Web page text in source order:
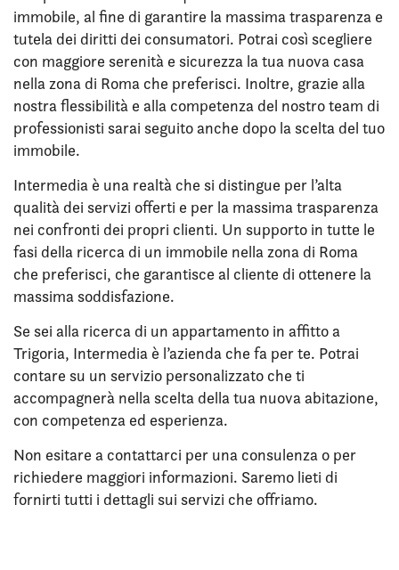
immobile, al fine di garantire la massima trasparenza e
tutela dei diritti dei consumatori. Potrai così scegliere
con maggiore serenità e sicurezza la tua nuova casa
nella zona di Roma che preferisci. Inoltre, grazie alla
nostra flessibilità e alla competenza del nostro team di
professionisti sarai seguito anche dopo la scelta del tuo
immobile.
Intermedia è una realtà che si distingue per l’alta
qualità dei servizi offerti e per la massima trasparenza
nei confronti dei propri clienti. Un supporto in tutte le
fasi della ricerca di un immobile nella zona di Roma
che preferisci, che garantisce al cliente di ottenere la
massima soddisfazione.
Se sei alla ricerca di un appartamento in affitto a
Trigoria, Intermedia è l’azienda che fa per te. Potrai
contare su un servizio personalizzato che ti
accompagnerà nella scelta della tua nuova abitazione,
con competenza ed esperienza.
Non esitare a contattarci per una consulenza o per
richiedere maggiori informazioni. Saremo lieti di
fornirti tutti i dettagli sui servizi che offriamo.